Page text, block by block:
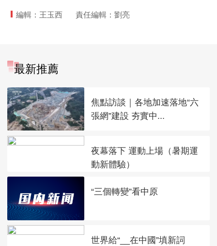
編輯：王玉西 責任編輯：劉亮
最新推薦
焦點訪談｜各地加速落地“六
張網”建設 夯實中...
夜幕落下 運動上場（暑期運
動新體驗）
“三個轉變”看中原
世界給“__在中國”填新詞